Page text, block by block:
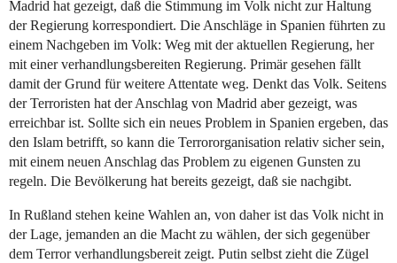
Madrid hat gezeigt, daß die Stimmung im Volk nicht zur Haltung
der Regierung korrespondiert. Die Anschläge in Spanien führten zu
einem Nachgeben im Volk: Weg mit der aktuellen Regierung, her
mit einer verhandlungsbereiten Regierung. Primär gesehen fällt
damit der Grund für weitere Attentate weg. Denkt das Volk. Seitens
der Terroristen hat der Anschlag von Madrid aber gezeigt, was
erreichbar ist. Sollte sich ein neues Problem in Spanien ergeben, das
den Islam betrifft, so kann die Terrororganisation relativ sicher sein,
mit einem neuen Anschlag das Problem zu eigenen Gunsten zu
regeln. Die Bevölkerung hat bereits gezeigt, daß sie nachgibt.
In Rußland stehen keine Wahlen an, von daher ist das Volk nicht in
der Lage, jemanden an die Macht zu wählen, der sich gegenüber
dem Terror verhandlungsbereit zeigt. Putin selbst zieht die Zügel